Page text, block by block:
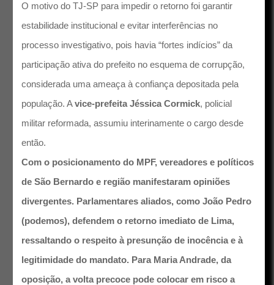
O motivo do TJ-SP para impedir o retorno foi garantir
estabilidade institucional e evitar interferências no
processo investigativo, pois havia “fortes indícios” da
participação ativa do prefeito no esquema de corrupção,
considerada uma ameaça à confiança depositada pela
população. Avice-prefeita Jéssica Cormick, policial
militar reformada, assumiu interinamente o cargo desde
então.
Com o posicionamento do MPF, vereadores e políticos
de São Bernardo e região manifestaram opiniões
divergentes. Parlamentares aliados, como João Pedro
(podemos), defendem o retorno imediato de Lima,
ressaltando o respeito à presunção de inocência e à
legitimidade do mandato. Para Maria Andrade, da
oposição, a volta precoce pode colocar em risco a